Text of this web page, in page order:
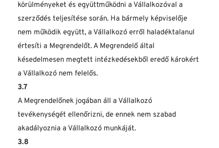
körülményeket és együttműködni a Vállalkozóval a
szerződés teljesítése során. Ha bármely képviselője
nem működik együtt, a Vállalkozó erről haladéktalanul
értesíti a Megrendelőt. A Megrendelő által
késedelmesen megtett intézkedésekből eredő károkért
a Vállalkozó nem felelős.
3.7
A Megrendelőnek jogában áll a Vállalkozó
tevékenységét ellenőrizni, de ennek nem szabad
akadályoznia a Vállalkozó munkáját.
3.8